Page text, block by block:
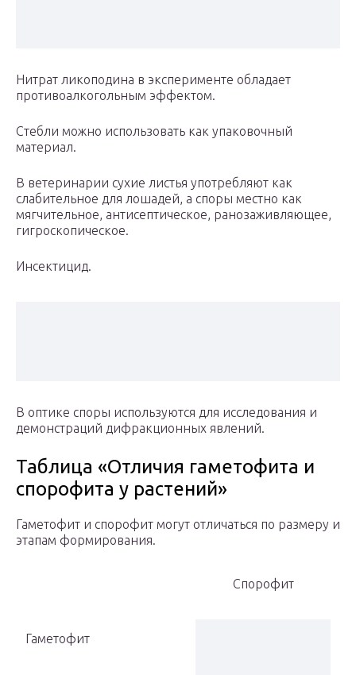
Нитрат ликоподина в эксперименте обладает
противоалкогольным эффектом.
Стебли можно использовать как упаковочный
материал.
В ветеринарии сухие листья употребляют как
слабительное для лошадей, а споры местно как
мягчительное, антисептическое, ранозаживляющее,
гигроскопическое.
Инсектицид.
В оптике споры используются для исследования и
демонстраций дифракционных явлений.
Таблица «Отличия гаметофита и
спорофита у растений»
Гаметофит и спорофит могут отличаться по размеру и
этапам формирования.
Гаметофит
Спорофит